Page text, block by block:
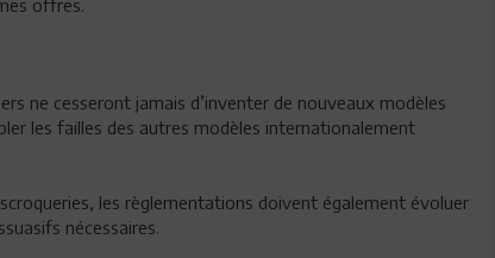
offres.
ne cesseront jamais d’inventer de nouveaux modèles
les failles des autres modèles internationalement
les règlementations doivent également évoluer
nécessaires.